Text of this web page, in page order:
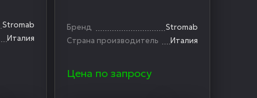
Stromab
Италия
Бренд
Stromab
Страна производитель
Италия
Цена по запросу